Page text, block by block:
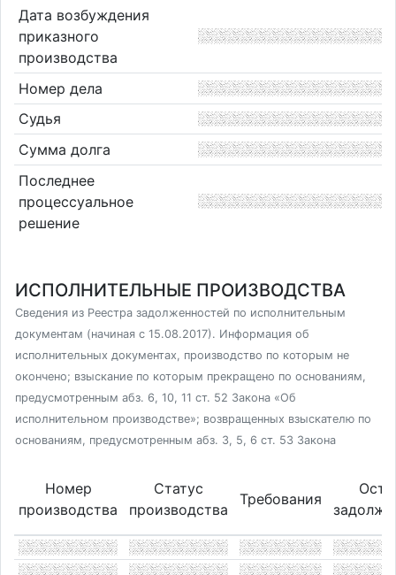
Дата возбуждения
приказного
производства
Номер дела
Судья
Сумма долга
Последнее
процессуальное
решение
ИСПОЛНИТЕЛЬНЫЕ ПРОИЗВОДСТВА
Сведения из Реестра задолженностей по исполнительным
документам (начиная с 15.08.2017). Информация об
исполнительных документах, производство по которым не
окончено; взыскание по которым прекращено по основаниям,
предусмотренным абз. 6, 10, 11 ст. 52 Закона «Об
исполнительном производстве»; возвращенных взыскателю по
основаниям, предусмотренным абз. 3, 5, 6 ст. 53 Закона
Номер
производства
Статус
производства
Требования